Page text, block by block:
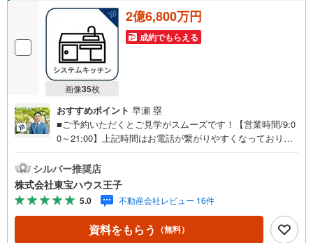
画像35枚
2億6,800万円
成約でもらえる
おすすめポイント 早瀬 塁
■ご予約いただくとご見学がスムーズです！【営業時間/9:0
0～21:00】上記時間はお電話が繋がりやすくなっておりま
にお電話ください！下記のお申込み方法も可能です！ご見
学希望のお客様:右上の「室内・現地を見学する」をクリッ
クして下さい。資料請求希望のお客様:右上の「資料をもら
う」をクリックして下さい。【東宝ハウス王子のポイン
ト】（1）不動産のご提案から資金計画・ライフシミュレー
ションのご相談・無理のないライフプラン、提携による低
シルバー推奨店
株式会社東宝ハウス王子
5.0 不動産会社レビュー 16件
資料をもらう （無料）